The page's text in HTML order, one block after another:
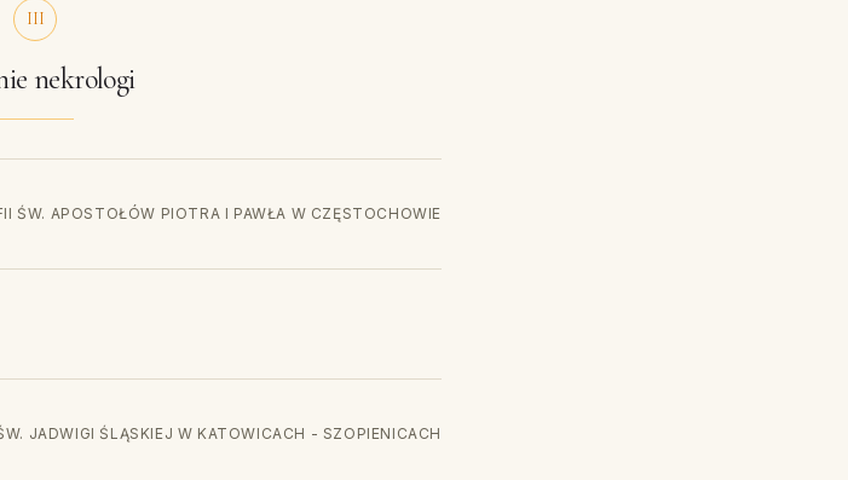
III
nekrologi
ŚW. APOSTOŁÓW PIOTRA I PAWŁA W CZĘSTOCHOWIE
JADWIGI ŚLĄSKIEJ W KATOWICACH - SZOPIENICACH